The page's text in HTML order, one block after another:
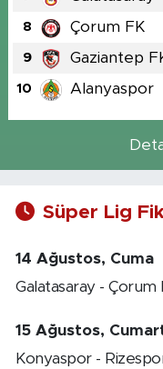
8 Çorum FK
9 Gaziantep
10 Alanyaspor
Süper Lig
14 Ağustos, Cuma
Galatasaray - Çorum
15 Ağustos,
Konyaspor -